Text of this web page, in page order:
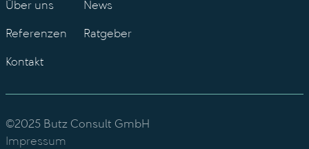
Über uns News
Referenzen Ratgeber
Kontakt
©2025 Butz Consult GmbH
Impressum